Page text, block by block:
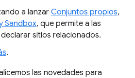
a lanzar Conjuntos propios,
Sandbox, que permite a las
sitios relacionados.
.
las novedades para